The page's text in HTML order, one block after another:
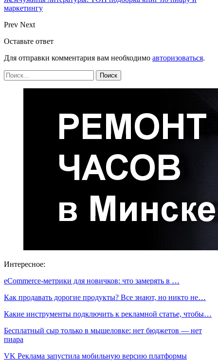
маркетингу
Prev Next
Оставьте ответ
Для отправки комментария вам необходимо авторизоваться.
Интересное:
eCommerce-метрики для новичков: что замерять в …
Как продавать дорогие продукты? Все знают, но никто не…
Какие инструменты подключить к рекламной статье, чтобы…
Бесплатный сыр только в мышеловке: нет бюджетов — нет
пиара
VK Реклама запустила мобильную версию платформы